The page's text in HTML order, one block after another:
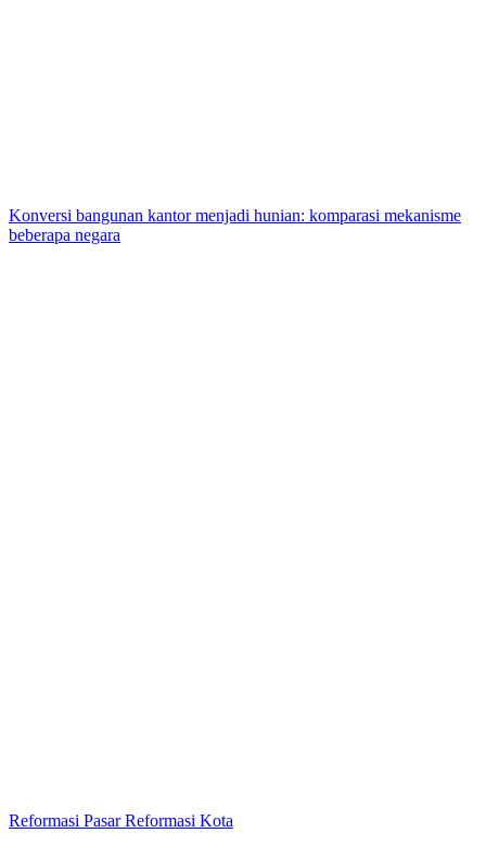
Konversi bangunan kantor menjadi hunian: komparasi mekanisme
beberapa negara
Reformasi Pasar Reformasi Kota